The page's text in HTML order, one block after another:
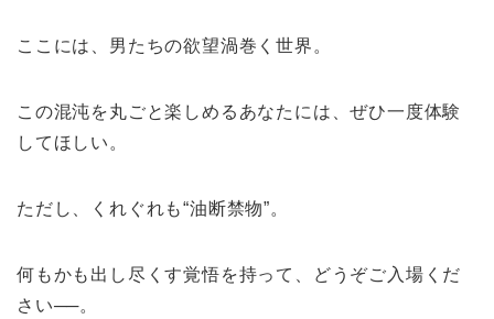
ここには、男たちの欲望渦巻く世界。
この混沌を丸ごと楽しめるあなたには、ぜひ一度体験
してほしい。
ただし、くれぐれも“油断禁物”。
何もかも出し尽くす覚悟を持って、どうぞご入場くだ
さい──。